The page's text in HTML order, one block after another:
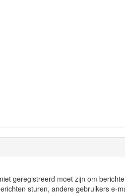
geregistreerd moet zijn om
sturen, andere gebruikers e-